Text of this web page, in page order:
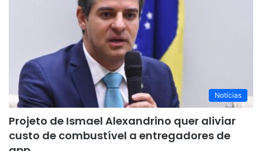
Notícias
Projeto de Ismael Alexandrino quer aliviar
custo de combustível a entregadores de